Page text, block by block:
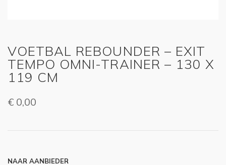
VOETBAL REBOUNDER – EXIT
TEMPO OMNI-TRAINER – 130 X
119 CM
€ 0,00
NAAR AANBIEDER